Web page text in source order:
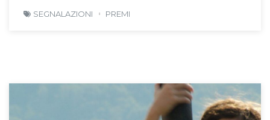
SEGNALAZIONI PREMI